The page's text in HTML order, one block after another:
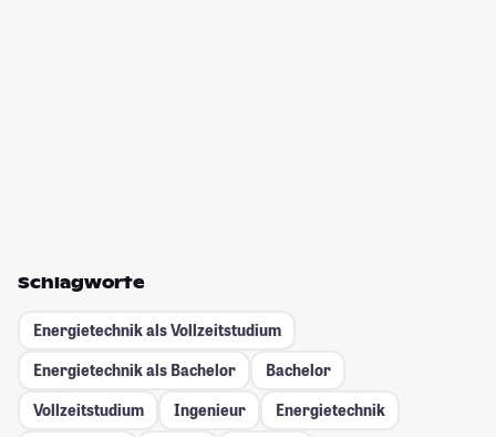
Schlagworte
Energietechnik als Vollzeitstudium
Energietechnik als Bachelor
Bachelor
Vollzeitstudium
Ingenieur
Energietechnik